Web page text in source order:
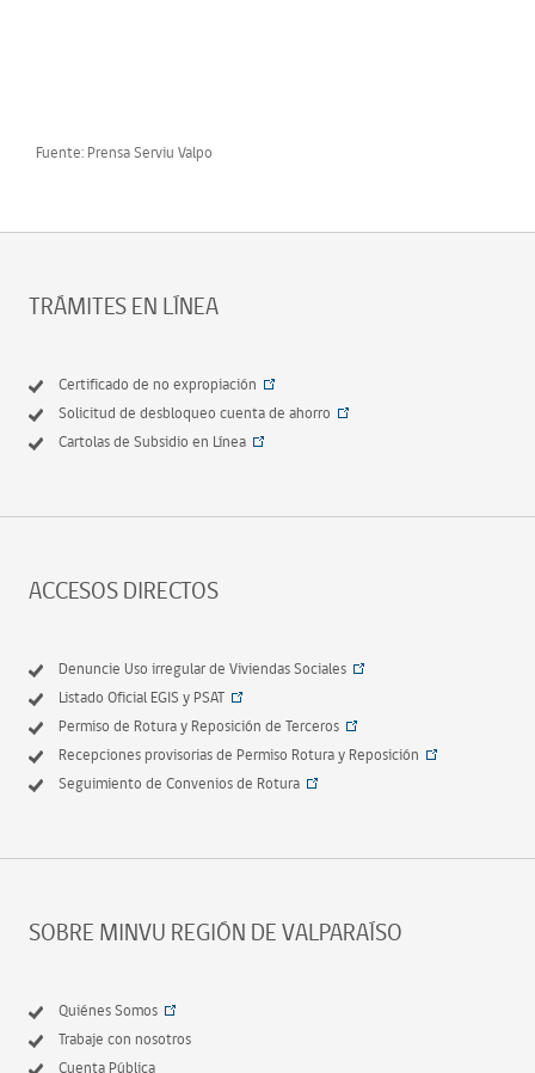
Fuente: Prensa Serviu Valpo
TRÁMITES EN LÍNEA
Certificado de no expropiación
Solicitud de desbloqueo cuenta de ahorro
Cartolas de Subsidio en Línea
ACCESOS DIRECTOS
Denuncie Uso irregular de Viviendas Sociales
Listado Oficial EGIS y PSAT
Permiso de Rotura y Reposición de Terceros
Recepciones provisorias de Permiso Rotura y Reposición
Seguimiento de Convenios de Rotura
SOBRE MINVU REGIÓN DE VALPARAÍSO
Quiénes Somos
Trabaje con nosotros
Cuenta Pública